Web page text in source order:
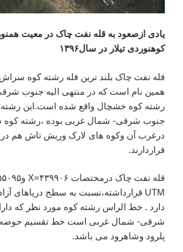
یادی ازصعود به قله نفت چاک در معیت
کوهنوردی تیلار در سال۱۳۹۶
قله نفت چاک بلند ترین قله رشته کوه
همین نام است که در منتهی الیه جنوب
رشته کوه خشچال واقع شده است.این رشته
جنوب شرقی- شمال غربی بوده ،رشته
درغرب آن وکوه های لارک وریش تاش هم
قراردارند.
دارد . خط الراس رشته کوه مورد نظر که
شرقی- شمال غربی است خط تقسیم حوضه
پلرود وشاهرود می باشد.